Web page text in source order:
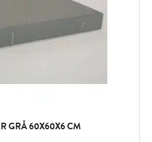
GRÅ 60X60X6 CM